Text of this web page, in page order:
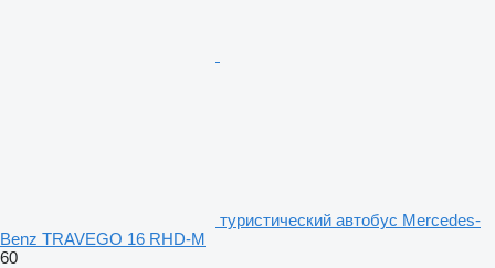
туристический автобус Mercedes-
Benz TRAVEGO 16 RHD-M
60